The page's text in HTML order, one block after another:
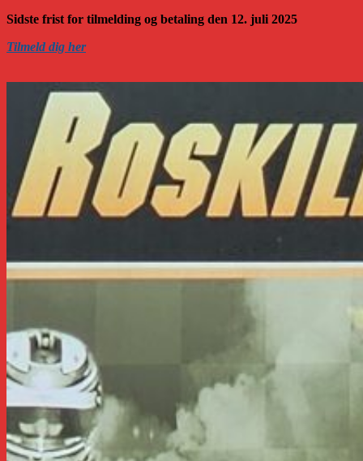
Sidste frist for tilmelding og betaling den 12. juli 2025
Tilmeld dig her